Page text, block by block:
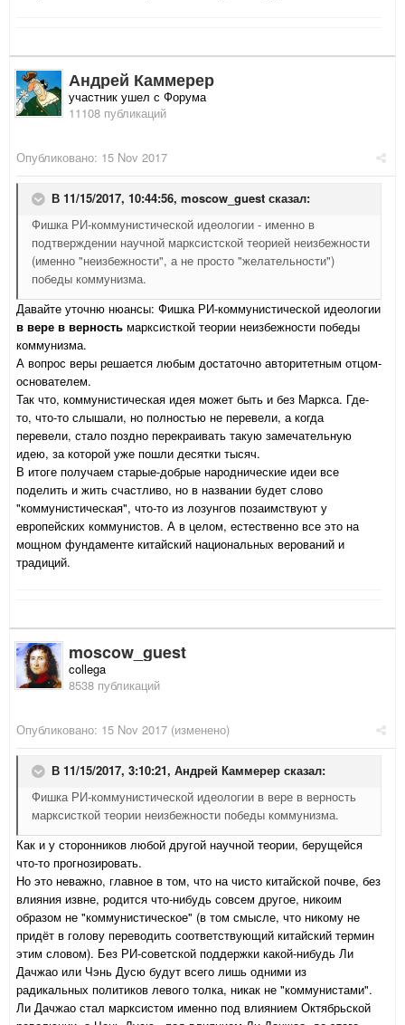
Андрей Каммерер
участник ушел с Форума
11108 публикаций
Опубликовано: 15 Nov 2017
В 11/15/2017, 10:44:56, moscow_guest сказал:
Фишка РИ-коммунистической идеологии - именно в
подтверждении научной марксистской теорией неизбежности
(именно "неизбежности", а не просто "желательности")
победы коммунизма.
Давайте уточню нюансы: Фишка РИ-коммунистической идеологии
в вере в верность марксисткой теории неизбежности победы
коммунизма.
А вопрос веры решается любым достаточно авторитетным отцом-
основателем.
Так что, коммунистическая идея может быть и без Маркса. Где-
то, что-то слышали, но полностью не перевели, а когда
перевели, стало поздно перекраивать такую замечательную
идею, за которой уже пошли десятки тысяч.
В итоге получаем старые-добрые народнические идеи все
поделить и жить счастливо, но в названии будет слово
"коммунистическая", что-то из лозунгов позаимствуют у
европейских коммунистов. А в целом, естественно все это на
мощном фундаменте китайский национальных верований и
традиций.
moscow_guest
collega
8538 публикаций
Опубликовано: 15 Nov 2017 (изменено)
В 11/15/2017, 3:10:21, Андрей Каммерер сказал:
Фишка РИ-коммунистической идеологии в вере в верность
марксисткой теории неизбежности победы коммунизма.
Как и у сторонников любой другой научной теории, берущейся
что-то прогнозировать.
Но это неважно, главное в том, что на чисто китайской почве, без
влияния извне, родится что-нибудь совсем другое, никоим
образом не "коммунистическое" (в том смысле, что никому не
придёт в голову переводить соответствующий китайский термин
этим словом). Без РИ-советской поддержки какой-нибудь Ли
Дачжао или Чэнь Дусю будут всего лишь одними из
радикальных политиков левого толка, никак не "коммунистами".
Ли Дачжао стал марксистом именно под влиянием Октябрьской